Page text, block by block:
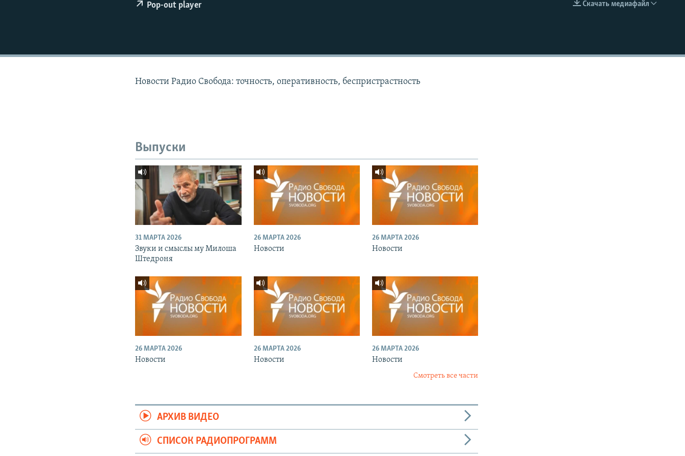
EMBED
Скачать медиафайл
Pop-out player
Новости Радио Свобода: точность, оперативность, беспристрастность
Выпуски
31 МАРТА 2026
Звуки и смыслы му Милоша
Штедроня
26 МАРТА 2026
Новости
26 МАРТА 2026
Новости
26 МАРТА 2026
Новости
26 МАРТА 2026
Новости
26 МАРТА 2026
Новости
Смотреть все части
АРХИВ ВИДЕО
СПИСОК РАДИОПРОГРАММ